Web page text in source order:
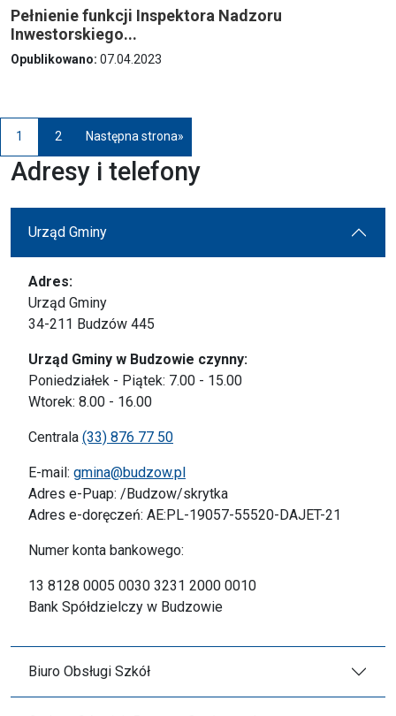
Pełnienie funkcji Inspektora Nadzoru
Inwestorskiego...
Opublikowano: 07.04.2023
Paginacja
1
Przejdź do strony
2 Następna strona»
Adresy i telefony
Urząd Gminy
Adres:
Urząd Gminy
34-211 Budzów 445
Urząd Gminy w Budzowie czynny:
Poniedziałek - Piątek: 7.00 - 15.00
Wtorek: 8.00 - 16.00
Centrala (33) 876 77 50
E-mail: gmina@budzow.pl
Adres e-Puap: /Budzow/skrytka
Adres e-doręczeń: AE:PL-19057-55520-DAJET-21
Numer konta bankowego:
13 8128 0005 0030 3231 2000 0010
Bank Spółdzielczy w Budzowie
Biuro Obsługi Szkół